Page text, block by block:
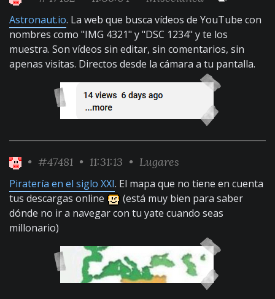
Astronaut.io. La web que busca vídeos de YouTube con
nombres como "IMG 4321" y "DSC 1234" y te los
muestra. Son vídeos sin editar, sin comentarios, sin
apenas visitas. Directos desde la cámara a tu pantalla.
• #47481 • 11:31:13 • Lugares
Piratería en el siglo XXI. El mapa que no tiene en cuenta
tus descargas online
(está muy bien para saber
dónde no ir a navegar con tu yate cuando seas
millonario)